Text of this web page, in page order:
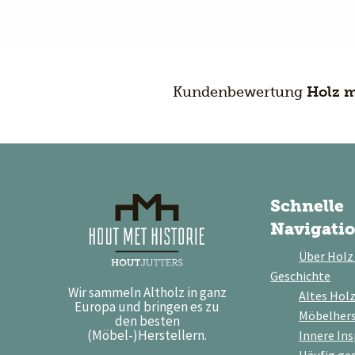
Kundenbewertung Holz
Wir sammeln Altholz in ganz
Europa und bringen es zu
den besten
(Möbel-)Herstellern.
Schnelle
Über
Geschichte
Altes
Innere